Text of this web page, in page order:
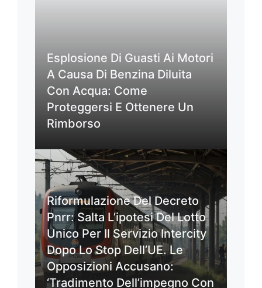
Esplosione Di Guasti Ai Motori
A Causa Di Benzina Diluita
Con Acqua: Come
Proteggersi E Ottenere Un
Rimborso
Riformulazione Del Decreto
Pnrr: Salta L’ipotesi Del Lotto
Unico Per Il Servizio Intercity
Dopo Lo Stop Dell’UE. Le
Opposizioni Accusano:
‘Tradimento Dell’impegno Con